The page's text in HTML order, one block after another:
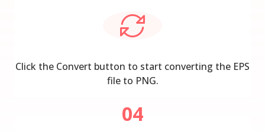
Click the Convert button to start converting the EPS
file to PNG.
04